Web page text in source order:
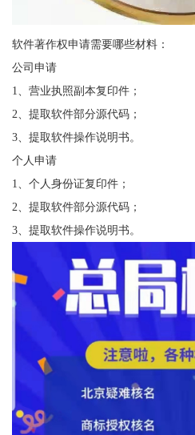
软件著作权申请需要哪些材料：
公司申请
1、营业执照副本复印件；
2、提取软件部分源代码；
3、提取软件操作说明书。
个人申请
1、个人身份证复印件；
2、提取软件部分源代码；
3、提取软件操作说明书。